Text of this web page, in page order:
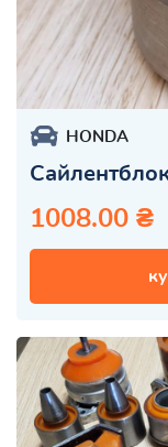
HONDA
1008.00 ₴